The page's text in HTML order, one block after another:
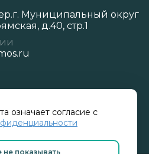
означает согласие с
показывать
Муниципальный округ
д.40, стр.1